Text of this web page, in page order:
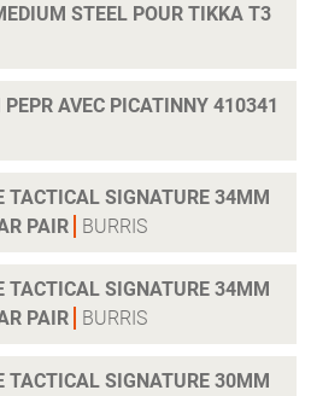
TIKKA T3
AVEC PICATINNY 410341
TACTICAL SIGNATURE 34MM
PAIR
BURRIS
TACTICAL SIGNATURE 34MM
PAIR
BURRIS
TACTICAL SIGNATURE 30MM